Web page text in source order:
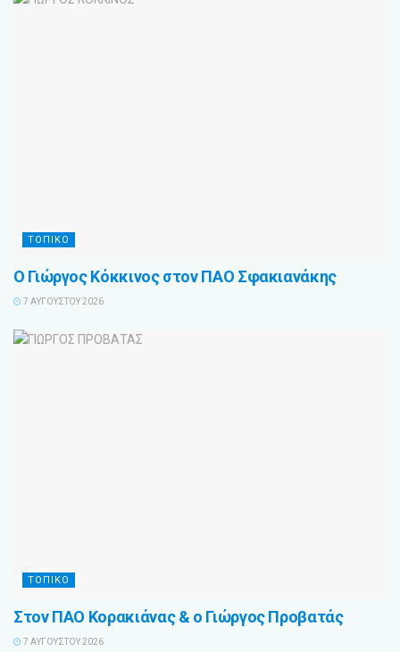
ΤΟΠΙΚΟ
Ο Γιώργος Κόκκινος στον ΠΑΟ Σφακιανάκης
7 ΑΥΓΟΎΣΤΟΥ 2026
ΤΟΠΙΚΟ
Στον ΠΑΟ Κορακιάνας & ο Γιώργος Προβατάς
7 ΑΥΓΟΎΣΤΟΥ 2026